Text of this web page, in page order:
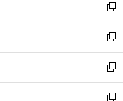
ド
ウ
で
開
く
ィ
ン
ド
ウ
で
開
く
い
ウ
ィ
ン
ド
ウ
で
新
し
い
ウ
ィ
ン
ド
新
し
い
ウ
新
し